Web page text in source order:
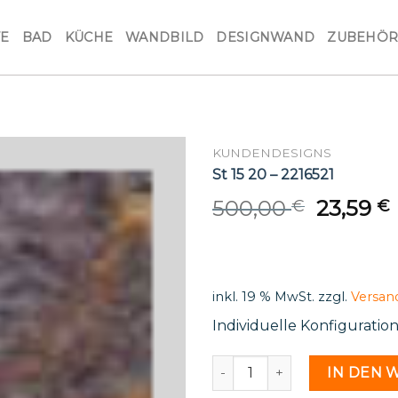
BAD KÜCHE WANDBILD DESIGNWAND ZUBEHÖR
KUNDENDESIGNS
St 15 20 – 2216521
500,00€ Original
23,59€
inkl. 19 % MwSt. zzgl.
Individuelle Konfiguration
St 15 20 - 2216521 Menge
IN DEN